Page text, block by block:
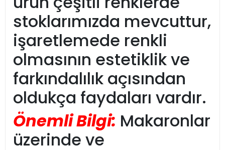
stoklarımızda mevcuttur,
işaretlemede renkli
olmasının estetiklik ve
farkındalılık açısından
oldukça faydaları vardır.
Önemli Bilgi: Makaronlar
üzerinde ve